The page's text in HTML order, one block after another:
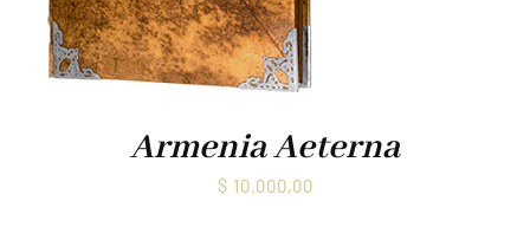
Armenia Aeterna
$ 10.000,00